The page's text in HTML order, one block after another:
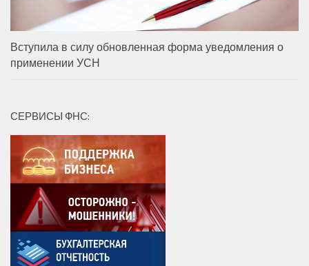
Вступила в силу обновленная форма уведомления о
применении УСН
СЕРВИСЫ ФНС: